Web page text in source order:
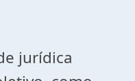
jurídica